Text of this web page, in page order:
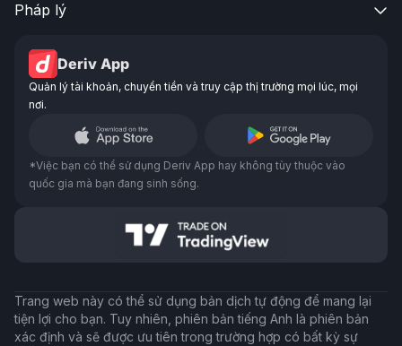
Pháp lý 
Deriv App
Quản lý tài khoản, chuyển tiền và truy cập thị trường mọi lúc, mọi
nơi.
*Việc bạn có thể sử dụng Deriv App hay không tùy thuộc vào
quốc gia mà bạn đang sinh sống.
Trang web này có thể sử dụng bản dịch tự động để mang lại
tiện lợi cho bạn. Tuy nhiên, phiên bản tiếng Anh là phiên bản
xác định và sẽ được ưu tiên trong trường hợp có bất kỳ sự